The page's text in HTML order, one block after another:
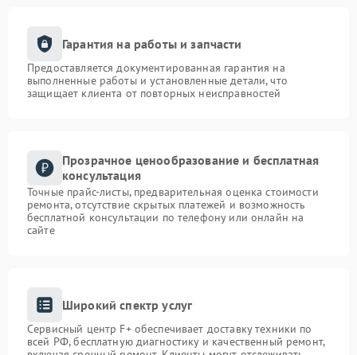
Гарантия на работы и запчасти
Предоставляется документированная гарантия на
выполненные работы и установленные детали, что
защищает клиента от повторных неисправностей
Прозрачное ценообразование и бесплатная
консультация
Точные прайс-листы, предварительная оценка стоимости
ремонта, отсутствие скрытых платежей и возможность
бесплатной консультации по телефону или онлайн на
сайте
Широкий спектр услуг
Сервисный центр F+ обеспечивает доставку техники по
всей РФ, бесплатную диагностику и качественный ремонт,